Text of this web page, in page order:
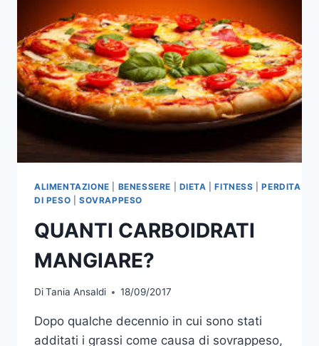
ALIMENTAZIONE BENESSERE DIETA |FITNESS |PERDITA
DI PESO
SOVRAPPESO
QUANTI CARBOIDRATI
MANGIARE?
DiTania Ansaldi 18/09/2017
Dopo qualche decennio in cui sono stati
additati i grassi come causa di sovrappeso,